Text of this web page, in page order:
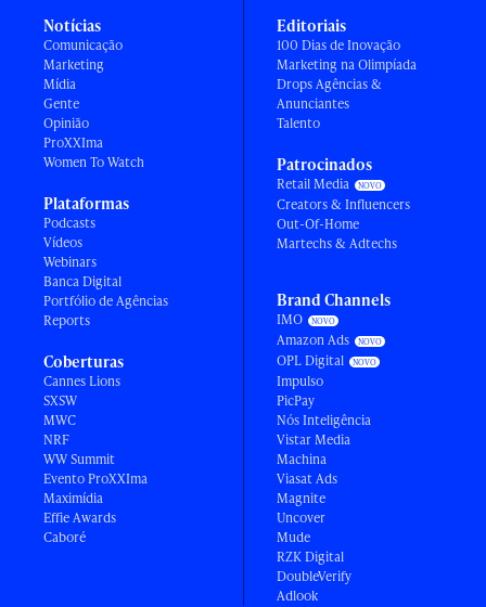
Notícias
Comunicação
Marketing
Mídia
Gente
Opinião
ProXXIma
Women To Watch
Plataformas
Podcasts
Vídeos
Webinars
Banca Digital
Portfólio de Agências
Reports
Coberturas
Cannes Lions
SXSW
MWC
NRF
WW Summit
Evento ProXXIma
Maximídia
Effie Awards
Caboré
Editoriais
100 Dias de Inovação
Marketing na Olimpíada
Drops Agências &
Anunciantes
Talento
Patrocinados
Retail Media
Creators & Influencers
Out-Of-Home
Martechs & Adtechs
Brand Channels
IMO
Amazon Ads
OPL Digital
Impulso
PicPay
Nós Inteligência
Vistar Media
Machina
Viasat Ads
Magnite
Uncover
Mude
RZK Digital
DoubleVerify
Adlook